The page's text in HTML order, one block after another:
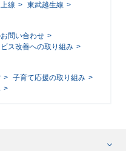
線 東武越生線
問い合わせ
ス改善への取り組み
子育て応援の取り組み